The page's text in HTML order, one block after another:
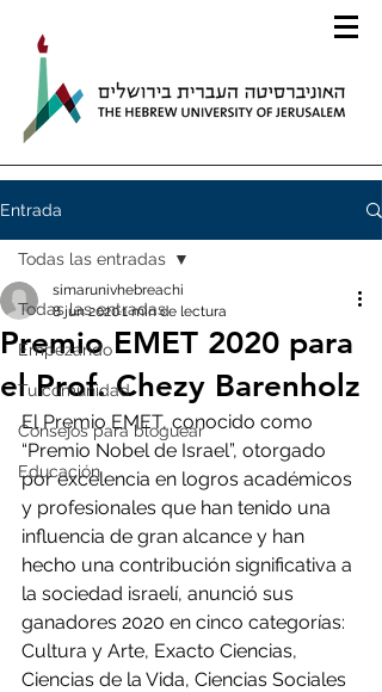
Entrada
Todas las entradas
Empezando
Tu comunidad
Consejos para bloguear
Educación
Todas las entradas
Premio EMET 2020 para
el Prof. Chezy Barenholz
simarunivhebreachi
8 jun 20201 min de lectura
El Premio EMET, conocido como
“Premio Nobel de Israel”, otorgado
por excelencia en logros académicos
y profesionales que han tenido una
influencia de gran alcance y han
hecho una contribución significativa a
la sociedad israelí, anunció sus
ganadores 2020 en cinco categorías:
Cultura y Arte, Exacto Ciencias,
Ciencias de la Vida, Ciencias Sociales